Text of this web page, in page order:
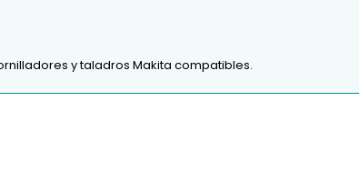
y taladros Makita compatibles.